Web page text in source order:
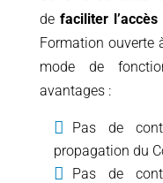
de faciliter
Formation ouverte
mode de
avantages :
Pas de
propagation du
Pas de